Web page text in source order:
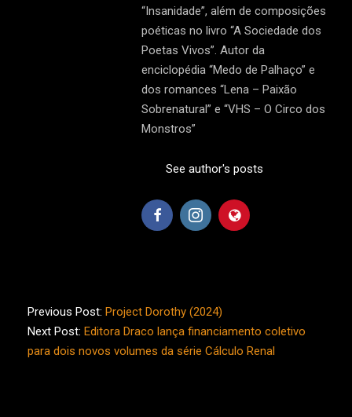
“Insanidade”, além de composições
poéticas no livro “A Sociedade dos
Poetas Vivos”. Autor da
enciclopédia “Medo de Palhaço” e
dos romances “Lena – Paixão
Sobrenatural” e “VHS – O Circo dos
Monstros”
See author's posts
09-
01
Previous Post: Project Dorothy (2024)
Next Post: Editora Draco lança financiamento coletivo
para dois novos volumes da série Cálculo Renal